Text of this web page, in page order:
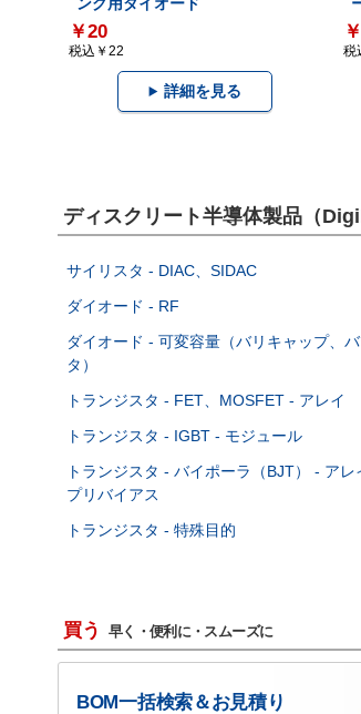
￥20
税込￥22
詳細を見る
税
ディスクリート半導体製品（
サイリスタ - DIAC、SIDAC
ダイオード - RF
ダイオード - 可変容量（バリキャップ、
タ）
トランジスタ - FET、MOSFET - アレイ
トランジスタ - IGBT - モジュール
トランジスタ - バイポーラ（BJT） - アレ
プリバイアス
トランジスタ - 特殊目的
買う 早く・便利に・スムーズに
BOM一括検索＆お見積り